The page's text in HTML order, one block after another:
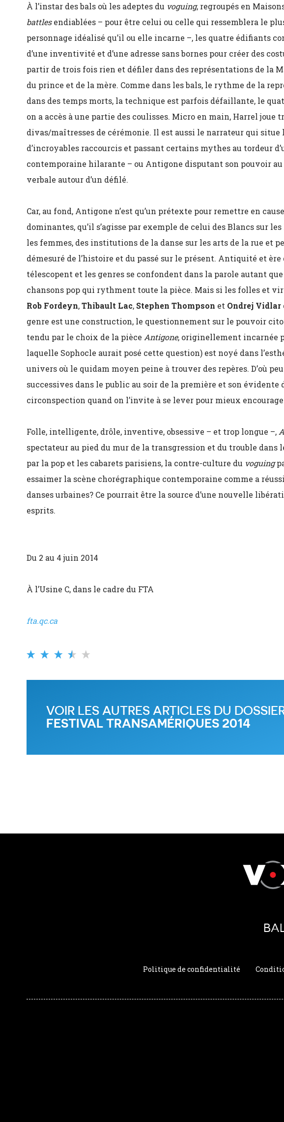
À l’instar des bals où les adeptes du voguing, regroupés en
battlesendiablées – pour être celui ou celle qui ressemblera le
personnage idéalisé qu’il ou elle incarne –, les quatre édifiants
d’une inventivité et d’une adresse sans bornes pour créer des
partir de trois fois rien et défiler dans des représentations de la
du prince et de la mère. Comme dans les bals, le rythme de la
dans des temps morts, la technique est parfois défaillante, le
on a accès à une partie des coulisses. Micro en main, Harrel joue
divas/maîtresses de cérémonie. Il est aussi le narrateur qui situe
d’incroyables raccourcis et passant certains mythes au tordeur
contemporaine hilarante – ou Antigone disputant son pouvoir au
verbale autour d’un défilé.
Car, au fond, Antigone n’est qu’un prétexte pour remettre en
dominantes, qu’il s’agisse par exemple de celui des Blancs sur
les femmes, des institutions de la danse sur les arts de la rue et
démesuré de l’histoire et du passé sur le présent. Antiquité et
télescopent et les genres se confondent dans la parole autant
chansons pop qui rythment toute la pièce. Mais si les folles et
Rob Fordeyn,Thibault Lac, Stephen Thompson et Ondrej Vidlar
genre est une construction, le questionnement sur le pouvoir
tendu par le choix de la pièce Antigone, originellement incarnée
laquelle Sophocle aurait posé cette question) est noyé dans
univers où le quidam moyen peine à trouver des repères. D’où
successives dans le public au soir de la première et son
circonspection quand on l’invite à se lever pour mieux
Folle, intelligente, drôle, inventive, obsessive – et trop longue –,
spectateur au pied du mur de la transgression et du trouble dans
par la pop et les cabarets parisiens, la contre-culture du voguing
essaimer la scène chorégraphique contemporaine comme a
danses urbaines? Ce pourrait être la source d’une nouvelle
esprits.
Du 2 au 4 juin 2014
À l’Usine C, dans le cadre du FTA
fta.qc.ca
VOIR LES AUTRES ARTICLES DU
FESTIVAL TRANSAMÉRIQUES 2014
Politique de confidentialité